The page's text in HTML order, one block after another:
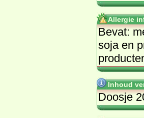
Allergie
Be­vat:
so­ja en
Inhoud
Doosje